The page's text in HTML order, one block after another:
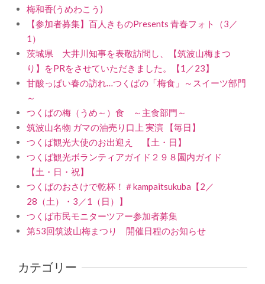
梅和香(うめわこう)
【参加者募集】百人きものPresents 青春フォト（3／
1）
茨城県 大井川知事を表敬訪問し、【筑波山梅まつ
り】をPRをさせていただきました。【1／23】
甘酸っぱい春の訪れ…つくばの「梅食」～スイーツ部門
～
つくばの梅（うめ～）食 ～主食部門～
筑波山名物 ガマの油売り口上 実演 【毎日】
つくば観光大使のお出迎え 【土・日】
つくば観光ボランティアガイド２９８園内ガイド
【土・日・祝】
つくばのおさけで乾杯！＃kampaitsukuba【2／
28（土）・3／1（日）】
つくば市民モニターツアー参加者募集
第53回筑波山梅まつり 開催日程のお知らせ
カテゴリー